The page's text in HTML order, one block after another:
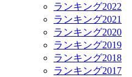
ランキング2022
ランキング2021
ランキング2020
ランキング2019
ランキング2018
ランキング2017